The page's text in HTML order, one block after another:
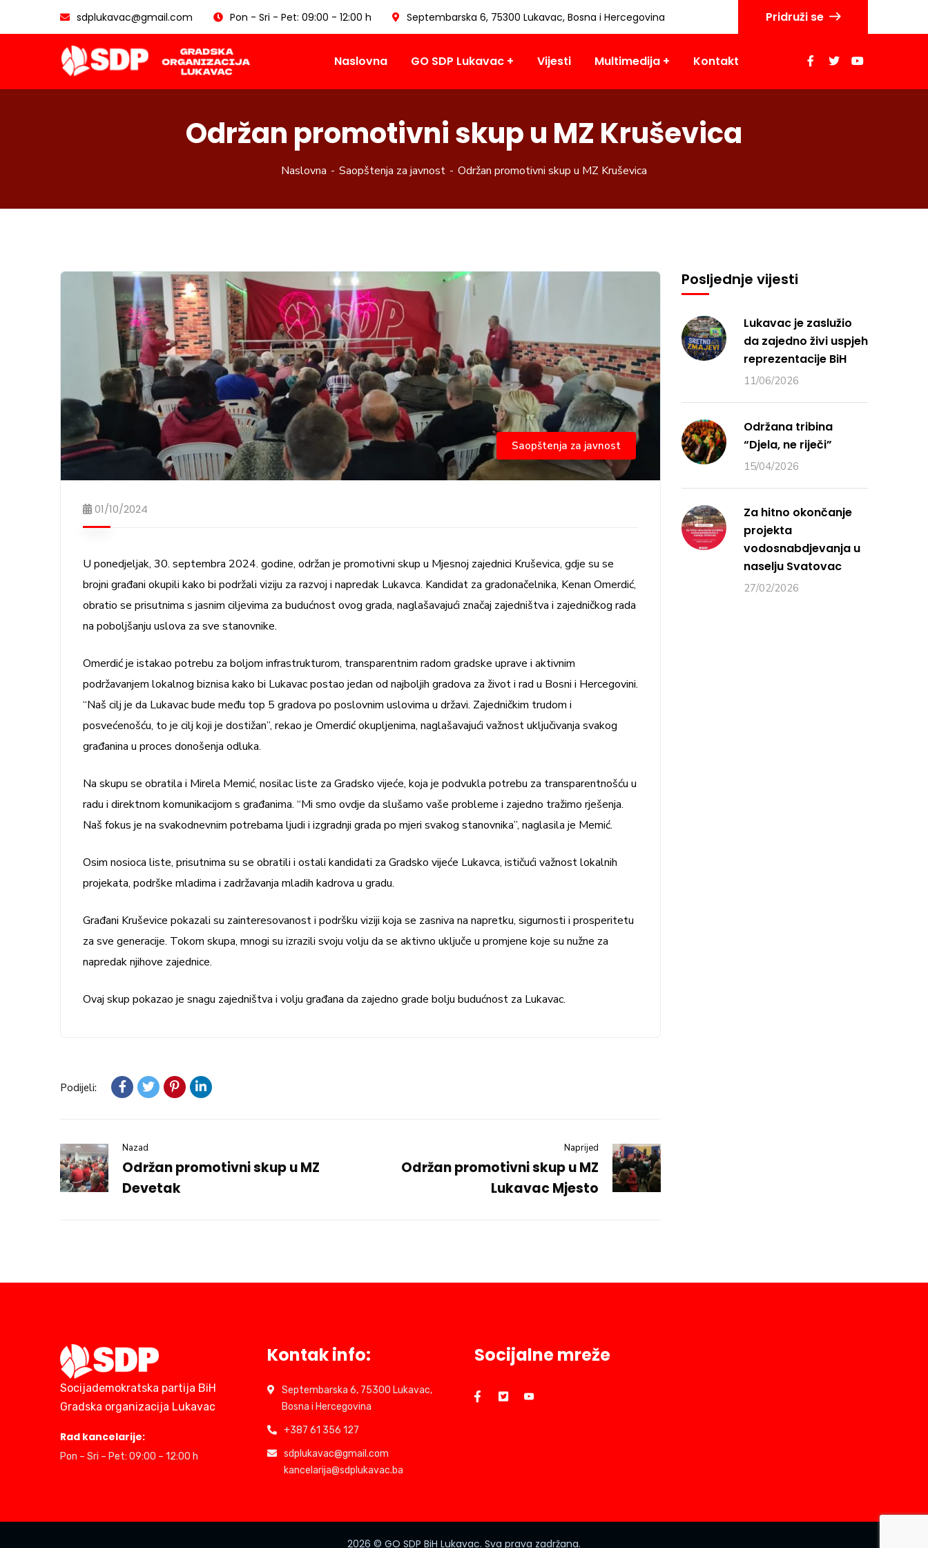
sdplukavac@gmail.com Pon - Sri - Pet: 09:00 - 12:00 h Septembarska 6, 75300 Lukavac, Bosna i Hercegovina Pridruži se
Naslovna GO SDP Lukavac Vijesti Multimedija Kontakt
Održan promotivni skup u MZ Kruševica
Naslovna Saopštenja za javnost Održan promotivni skup u MZ Kruševica
Saopštenja za javnost
01/10/2024
U ponedjeljak, 30. septembra 2024. godine, održan je promotivni skup u Mjesnoj zajednici Kruševica, gdje su se
brojni građani okupili kako bi podržali viziju za razvoj i napredak Lukavca. Kandidat za gradonačelnika, Kenan Omerdić,
obratio se prisutnima s jasnim ciljevima za budućnost ovog grada, naglašavajući značaj zajedništva i zajedničkog rada
na poboljšanju uslova za sve stanovnike.
Omerdić je istakao potrebu za boljom infrastrukturom, transparentnim radom gradske uprave i aktivnim
podržavanjem lokalnog biznisa kako bi Lukavac postao jedan od najboljih gradova za život i rad u Bosni i Hercegovini.
“Naš cilj je da Lukavac bude među top 5 gradova po poslovnim uslovima u državi. Zajedničkim trudom i
posvećenošću, to je cilj koji je dostižan”, rekao je Omerdić okupljenima, naglašavajući važnost uključivanja svakog
građanina u proces donošenja odluka.
Na skupu se obratila i Mirela Memić, nosilac liste za Gradsko vijeće, koja je podvukla potrebu za transparentnošću u
radu i direktnom komunikacijom s građanima. “Mi smo ovdje da slušamo vaše probleme i zajedno tražimo rješenja.
Naš fokus je na svakodnevnim potrebama ljudi i izgradnji grada po mjeri svakog stanovnika”, naglasila je Memić.
Osim nosioca liste, prisutnima su se obratili i ostali kandidati za Gradsko vijeće Lukavca, ističući važnost lokalnih
projekata, podrške mladima i zadržavanja mladih kadrova u gradu.
Građani Kruševice pokazali su zainteresovanost i podršku viziji koja se zasniva na napretku, sigurnosti i prosperitetu
za sve generacije. Tokom skupa, mnogi su izrazili svoju volju da se aktivno uključe u promjene koje su nužne za
napredak njihove zajednice.
Ovaj skup pokazao je snagu zajedništva i volju građana da zajedno grade bolju budućnost za Lukavac.
Podijeli:
Nazad
Održan promotivni skup u MZ
Devetak
Naprijed
Održan promotivni skup u MZ
Lukavac Mjesto
Posljednje vijesti
Lukavac je zaslužio
da zajedno živi uspjeh
reprezentacije BiH
11/06/2026
Održana tribina
“Djela, ne riječi”
15/04/2026
Za hitno okončanje
projekta
vodosnabdjevanja u
naselju Svatovac
27/02/2026
Socijademokratska partija BiH
Gradska organizacija Lukavac
Rad kancelarije:
Pon – Sri – Pet: 09:00 – 12:00 h
Kontak info:
Septembarska 6, 75300 Lukavac,
Bosna i Hercegovina
+387 61 356 127
sdplukavac@gmail.com
kancelarija@sdplukavac.ba
Socijalne mreže
2026 © GO SDP BiH Lukavac. Sva prava zadržana.